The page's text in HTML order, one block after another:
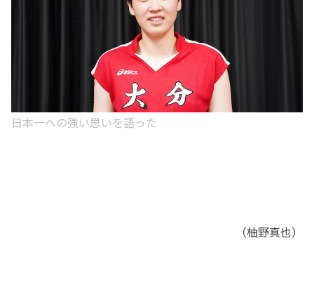
日本一への強い思いを語った
（柚野真也）